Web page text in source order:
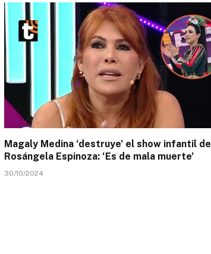
Magaly Medina ‘destruye’ el show infantil de
Rosángela Espinoza: ‘Es de mala muerte’
30/10/2024